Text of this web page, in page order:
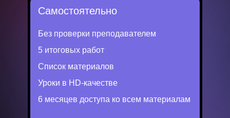
Самостоятельно
Без проверки преподавателем
5 итоговых работ
Уроки в HD-качестве
6 месяцев доступа ко всем материалам
Список материалов